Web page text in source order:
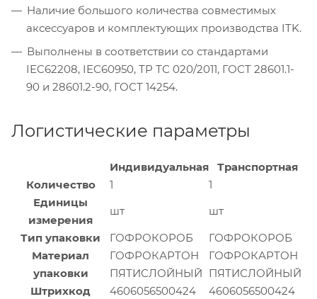
Наличие большого количества совместимых
аксессуаров и комплектующих производства ITK.
Выполнены в соответствии со стандартами
IEC62208, IEC60950, ТР ТС 020/2011, ГОСТ 28601.1-
90 и 28601.2-90, ГОСТ 14254.
Логистические параметры
Индивидуальная
Транспортная
Количество
1
1
Единицы
измерения
шт
шт
Тип упаковки
ГОФРОКОРОБ
ГОФРОКОРОБ
Материал
упаковки
ГОФРОКАРТОН
ПЯТИСЛОЙНЫЙ
ГОФРОКАРТОН
ПЯТИСЛОЙНЫЙ
Штрихкод
4606056500424
4606056500424